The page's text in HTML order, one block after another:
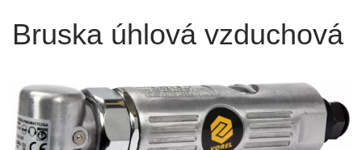
Bruska úhlová vzduchová